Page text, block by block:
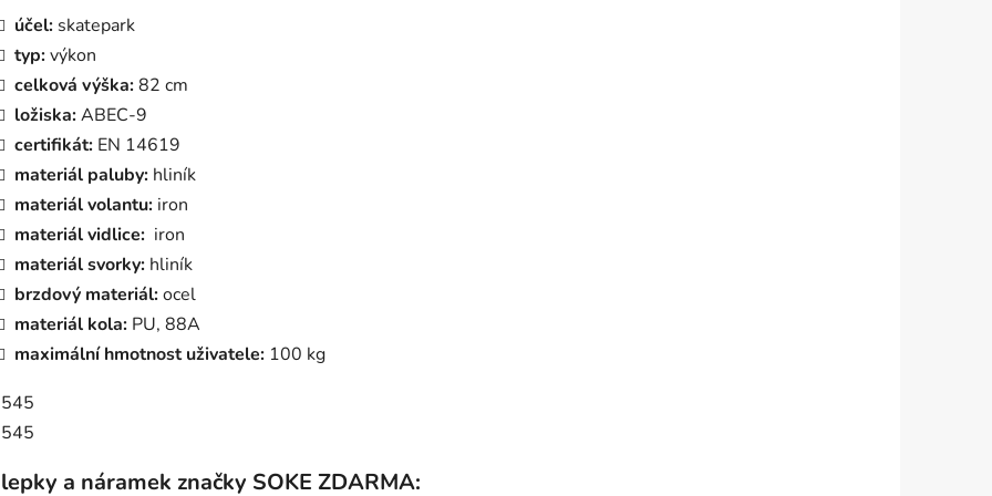
účel: skatepark
typ:výkon
celková výška:82 cm
ložiska:ABEC-9
certifikát: EN 14619
materiál paluby: hliník
materiál volantu: iron
materiál vidlice: iron
materiál svorky: hliník
brzdový materiál:ocel
materiál kola: PU, 88A
maximální hmotnost uživatele: 100 kg
a náramek značky SOKE ZDARMA: